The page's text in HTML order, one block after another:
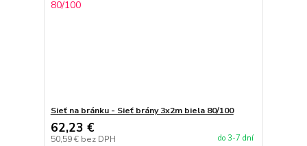
Sieť na bránku - Sieť brány 3x2m biela 80/100
62,23 €
50,59 € bez DPH do 3-7 dní